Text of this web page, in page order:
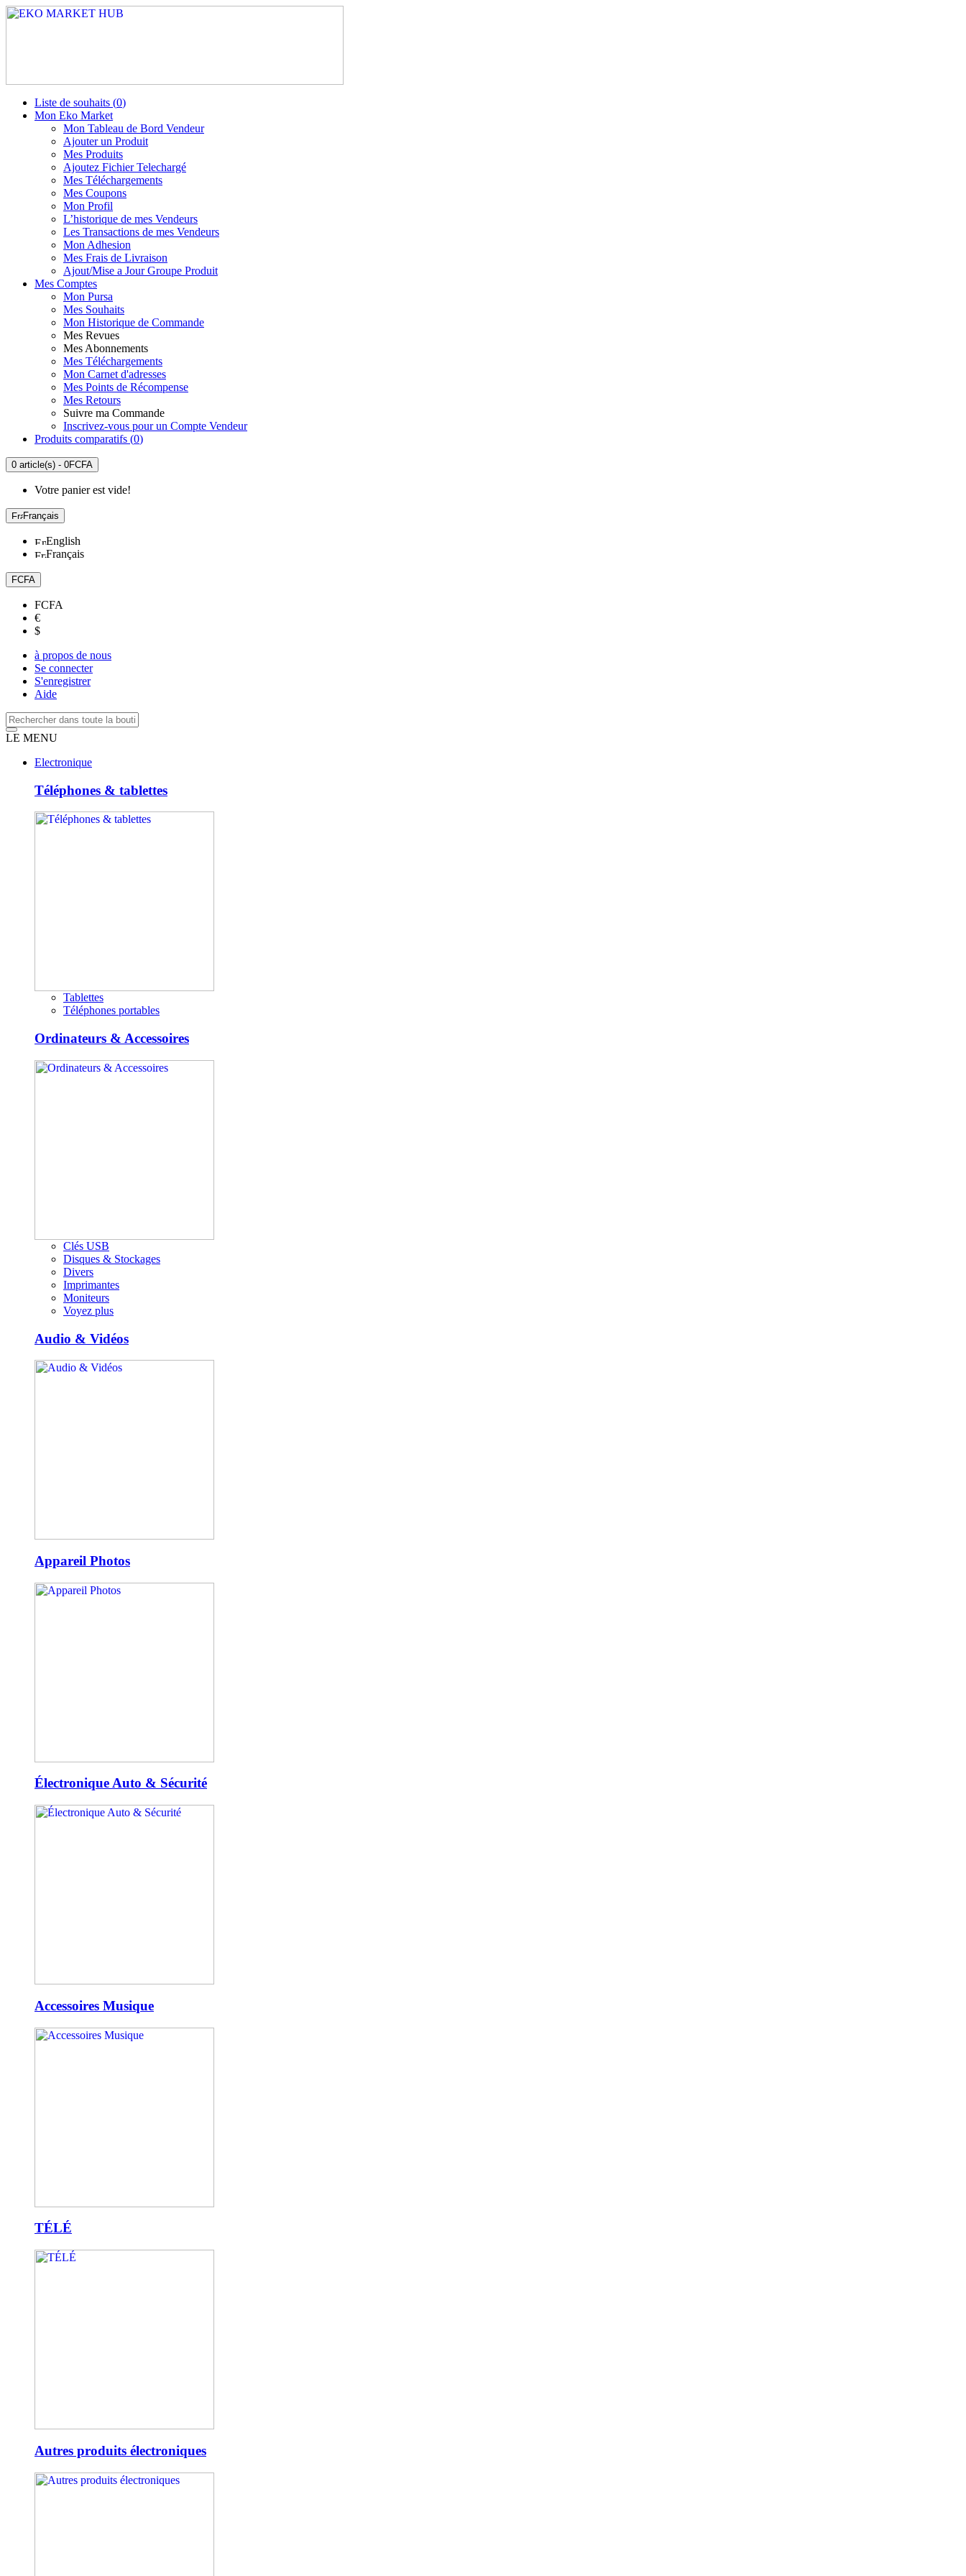
Liste de souhaits (0)
Mon Eko Market
Mon Tableau de Bord Vendeur
Ajouter un Produit
Mes Produits
Ajoutez Fichier Telechargé
Mes Téléchargements
Mes Coupons
Mon Profil
L’historique de mes Vendeurs
Les Transactions de mes Vendeurs
Mon Adhesion
Mes Frais de Livraison
Ajout/Mise a Jour Groupe Produit
Mes Comptes
Mon Pursa
Mes Souhaits
Mon Historique de Commande
Mes Revues
Mes Abonnements
Mes Téléchargements
Mon Carnet d'adresses
Mes Points de Récompense
Mes Retours
Suivre ma Commande
Inscrivez-vous pour un Compte Vendeur
Produits comparatifs (0)
0 article(s) - 0FCFA
Votre panier est vide!
Français
English
Français
FCFA
FCFA
€
$
à propos de nous
Se connecter
S'enregistrer
Aide
LE MENU
Electronique
Téléphones & tablettes
Tablettes
Téléphones portables
Ordinateurs & Accessoires
Clés USB
Disques & Stockages
Divers
Imprimantes
Moniteurs
Voyez plus
Audio & Vidéos
Appareil Photos
Électronique Auto & Sécurité
Accessoires Musique
TÉLÉ
Autres produits électroniques